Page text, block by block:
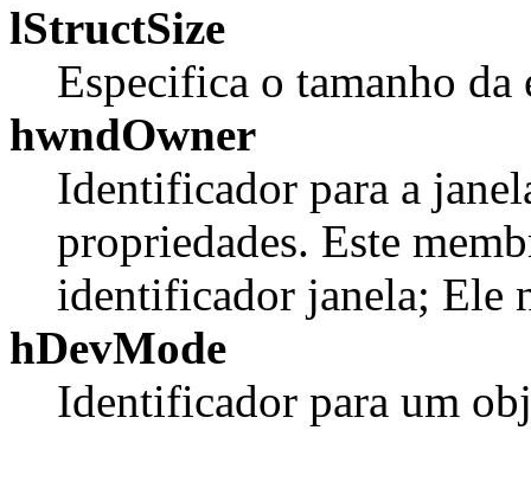
lStructSize
Especifica o tamanho da
hwndOwner
Identificador para a
propriedades. Este
identificador janela; Ele
hDevMode
Identificador para um